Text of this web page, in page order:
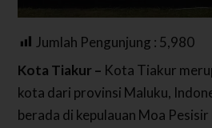
Jumlah Pengunjung : 5,980
Kota Tiakur – Kota Tiakur
kota dari provinsi Maluku,
berada di kepulauan Moa